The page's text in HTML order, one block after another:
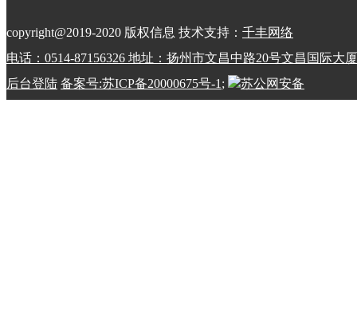
copyright@2019-2020 版权信息 技术支持： 千丰网络
电话：0514-87156326 地址：扬州市文昌中路20号文昌国际大厦
后台登陆 备案号:苏ICP备20000675号-1;
苏公网安备